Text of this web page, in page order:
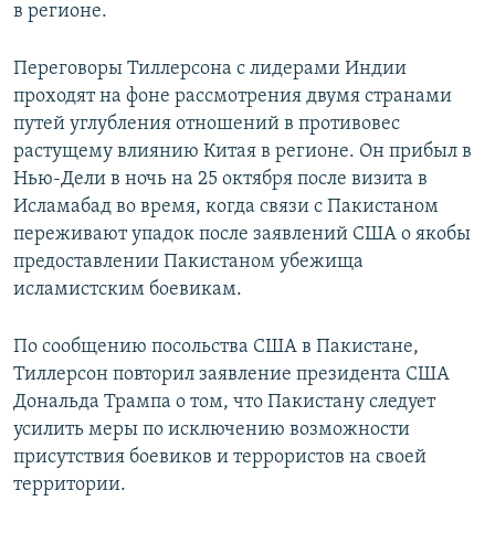
в регионе.
Переговоры Тиллерсона с лидерами Индии
проходят на фоне рассмотрения двумя странами
путей углубления отношений в противовес
растущему влиянию Китая в регионе. Он прибыл в
Нью-Дели в ночь на 25 октября после визита в
Исламабад во время, когда связи с Пакистаном
переживают упадок после заявлений США о якобы
предоставлении Пакистаном убежища
исламистским боевикам.
По сообщению посольства США в Пакистане,
Тиллерсон повторил заявление президента США
Дональда Трампа о том, что Пакистану следует
усилить меры по исключению возможности
присутствия боевиков и террористов на своей
территории.